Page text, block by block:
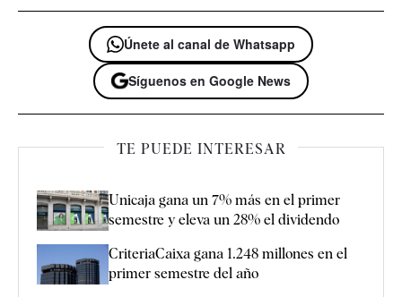
Únete al canal de Whatsapp
Síguenos en Google News
TE PUEDE INTERESAR
Unicaja gana un 7% más en el primer
semestre y eleva un 28% el dividendo
CriteriaCaixa gana 1.248 millones en el
primer semestre del año